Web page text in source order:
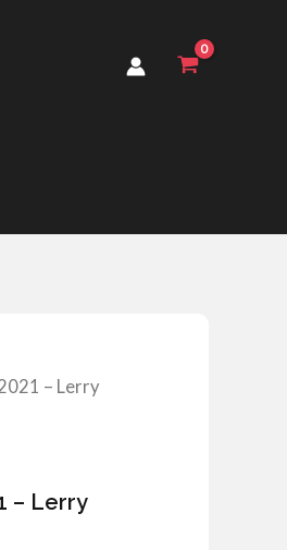
– Lerry
– Lerry